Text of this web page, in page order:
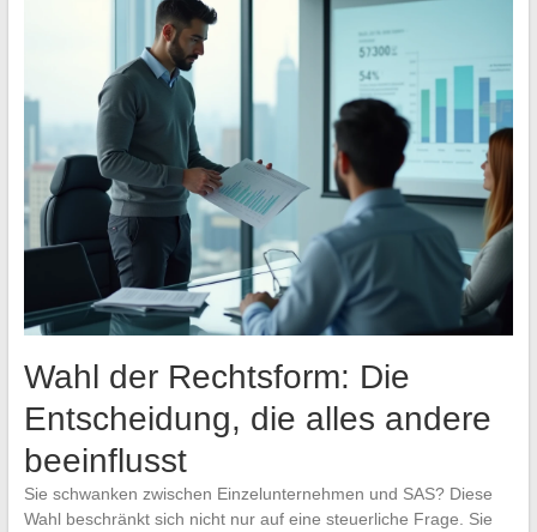
Wahl der Rechtsform: Die
Entscheidung, die alles andere
beeinflusst
Sie schwanken zwischen Einzelunternehmen und SAS? Diese
Wahl beschränkt sich nicht nur auf eine steuerliche Frage. Sie